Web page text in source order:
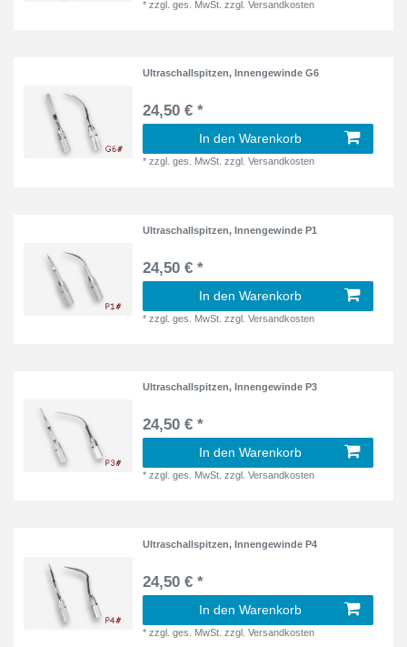
*zzgl. ges. MwSt. zzgl.Versandkosten
Ultraschallspitzen, Innengewinde G6
24,50 € *
In den Warenkorb
*zzgl. ges. MwSt. zzgl.Versandkosten
Ultraschallspitzen, Innengewinde P1
24,50 € *
In den Warenkorb
*zzgl. ges. MwSt. zzgl.Versandkosten
Ultraschallspitzen, Innengewinde P3
24,50 € *
In den Warenkorb
*zzgl. ges. MwSt. zzgl.Versandkosten
Ultraschallspitzen, Innengewinde P4
24,50 € *
In den Warenkorb
*zzgl. ges. MwSt. zzgl.Versandkosten